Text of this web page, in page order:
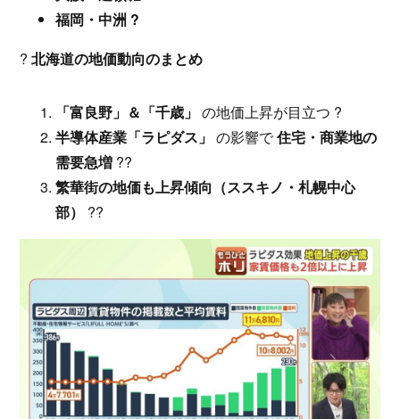
福岡・中洲 ?
?北海道の地価動向のまとめ
「富良野」＆「千歳」 の地価上昇が目立つ ?
半導体産業「ラピダス」 の影響で住宅・商業地の
需要急増 ??
繁華街の地価も上昇傾向（ススキノ・札幌中心
部）
??